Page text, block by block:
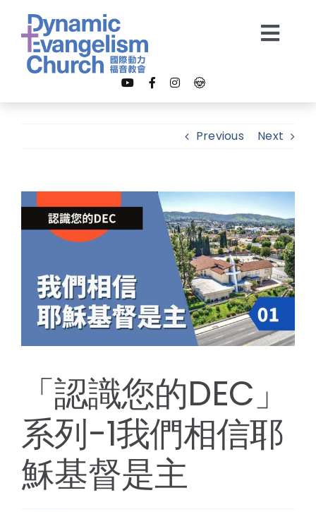
content
教會事工
線上報名
Previous Next
View
Larger
Image
「認識您的DEC」
系列-1我們相信耶
穌基督是主